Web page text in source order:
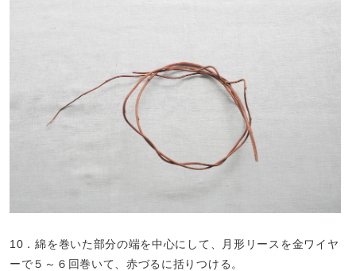
10．綿を巻いた部分の端を中心にして、月形リースを金ワイヤ
ーで５～６回巻いて、赤づるに括りつける。